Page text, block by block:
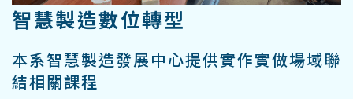
智慧製造數位轉型
本系智慧製造發展中心提供實作實做場域聯
結相關課程